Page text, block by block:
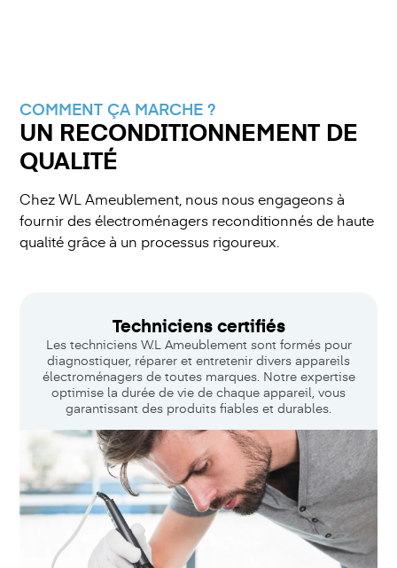
COMMENT ÇA MARCHE ?
UN RECONDITIONNEMENT DE
QUALITÉ
Chez WL Ameublement, nous nous engageons à
fournir des électroménagers reconditionnés de haute
qualité grâce à un processus rigoureux.
Techniciens certifiés
Les techniciens W.L Ameublement sont formés pour
diagnostiquer, réparer et entretenir divers appareils
électroménagers de toutes marques. Notre expertise
optimise la durée de vie de chaque appareil, vous
garantissant des produits fiables et durables.